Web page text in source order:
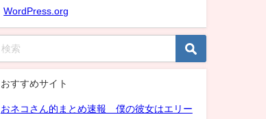
WordPress.org
おすすめサイト
おネコさん的まとめ速報 僕の彼女はエリー